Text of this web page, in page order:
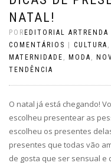
NATAL!
POR EDITORIAL ARTRENDA
COMENTÁRIOS
CULTURA ,
MATERNIDADE , MODA ,
TENDÊNCIA
O natal já está chegando!
escolheu presentear as
escolheu os presentes
presentes que todas vão
de gosta que ser sensual e